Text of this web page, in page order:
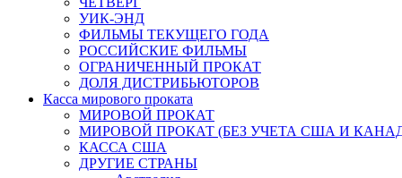
УИК-ЭНД
ФИЛЬМЫ ТЕКУЩЕГО ГОДА
РОССИЙСКИЕ ФИЛЬМЫ
ОГРАНИЧЕННЫЙ ПРОКАТ
ДОЛЯ ДИСТРИБЬЮТОРОВ
Касса мирового проката
МИРОВОЙ ПРОКАТ
МИРОВОЙ ПРОКАТ (БЕЗ УЧЕТА США И
КАССА США
ДРУГИЕ СТРАНЫ